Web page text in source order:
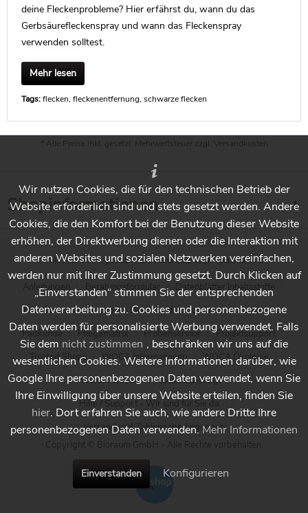
deine Fleckenprobleme? Hier erfährst du, wann du das
Gerbsäurefleckenspray und wann das Fleckenspray
verwenden solltest.
Mehr lesen
Tags:flecken, fleckenentfernung, schwarze flecken
* Alle Preise inkl. gesetzl. Mehrwertsteuer zzgl. Versandkosten
Shopinformationen
* Alle Preise inkl. gesetzl. Mehrwertsteuer zzgl.Versandkosten
Anleitungen Beratungsformular
Datenblätter Inhaltsstoffe
Händlersuche - Finden Sie Ihren Händler vor Ort
Holzpflege
Padkunde
Pflegematrix Probenservice
Projektsupport
Trusted Shops
WOCA Informationen
WOCA Ökologie
WOCA Videos
Wocashop-Blog
Hilfe / Support - Wir sind für Sie da
Versand und Zahlungsbedingungen
Wir nutzen Cookies, die für den technischen Betrieb der
Website erforderlich sind und stets gesetzt werden. Andere
Cookies, die den Komfort bei der Benutzung dieser Website
erhöhen, der Direktwerbung dienen oder die Interaktion mit
anderen Websites und sozialen Netzwerken vereinfachen,
werden nur mit Ihrer Zustimmung gesetzt. Durch Klicken auf
„Einverstanden“ stimmen Sie der entsprechenden
Datenverarbeitung zu. Cookies und personenbezogene
Daten werden für personalisierte Werbung verwendet. Falls
Sie dem nicht zustimmen , beschränken wir uns auf die
wesentlichen Cookies. Weitere Informationen darüber, wie
Google Ihre personenbezogenen Daten verwendet, wenn Sie
Ihre Einwilligung über unsere Website erteilen, finden Sie
hier. Dort erfahren Sie auch, wie andere Dritte Ihre
personenbezogenen Daten verwenden. Mehr Informationen
Einverstanden Konfigurieren